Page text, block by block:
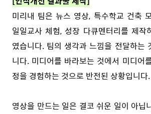
미리내 팀은 뉴스 영상, 특수학교 건축
일일교사 체험, 성장 다큐멘터리를 제작
였습니다. 팀의 생각과 느낌을 전달하는
니다. 미디어를 바라보는 것에서 미디어
정을 경험하는 것으로 반전된 상황입니다.
영상을 만드는 일은 결코 쉬운 일이 아닙